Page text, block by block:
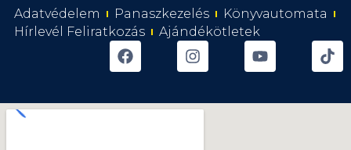
Adatvédelem Panaszkezelés
Könyvautomata
Hírlevél Feliratkozás
Ajándékötletek